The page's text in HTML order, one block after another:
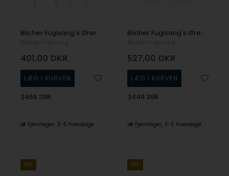
Blicher Fuglsang's Øreringe i sølv med zirkonia
401,00 DKR
3466 39R
Fjernlager 3-5 hverdage
Blicher Fuglsang's Ørestik med zirkonia
527,00 DKR
3449 39R
Fjernlager 3-5 hverdage
19% 19%